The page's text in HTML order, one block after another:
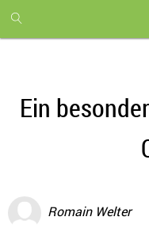
month
free
Ein
Romain Welter